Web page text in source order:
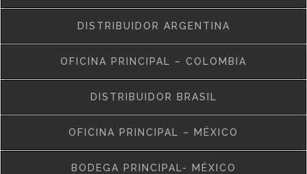
DISTRIBUIDOR ARGENTINA
OFICINA PRINCIPAL – COLOMBIA
DISTRIBUIDOR BRASIL
OFICINA PRINCIPAL – MÉXICO
BODEGA PRINCIPAL- MÉXICO